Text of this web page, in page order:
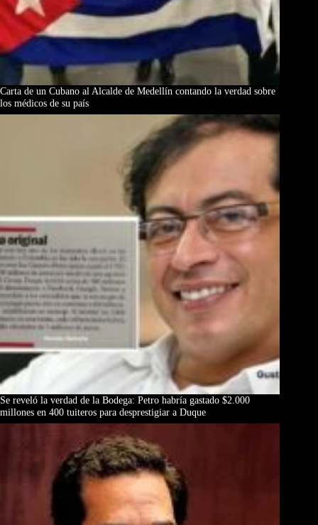
Carta de un Cubano al Alcalde de Medellín contando la verdad sobre
los médicos de su país
Se reveló la verdad de la Bodega: Petro habría gastado $2.000
millones en 400 tuiteros para desprestigiar a Duque